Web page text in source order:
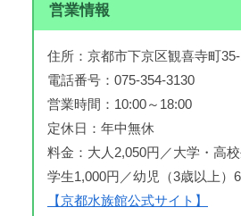
営業情報
住所：京都市下京区観喜寺町
電話番号：075-354-3130
営業時間：10:00～18:00
定休日：年中無休
料金：大人2,050円／大学・高
学生1,000円／幼児（3歳以上）
【京都水族館公式サイト】